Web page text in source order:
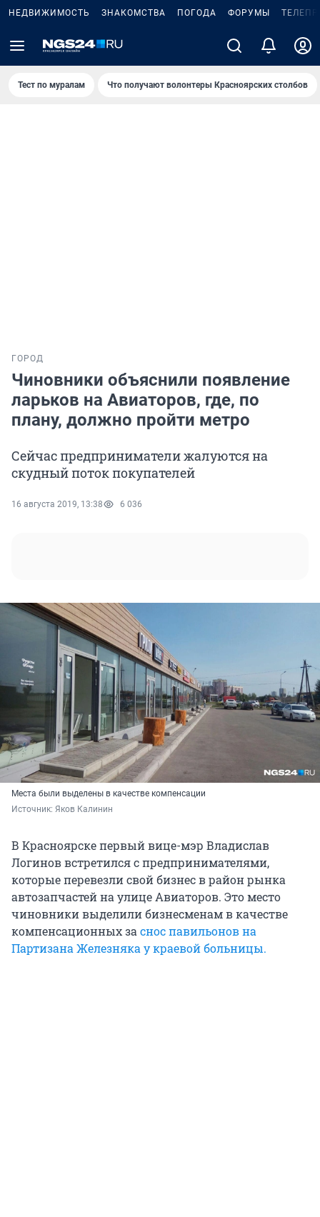
НЕДВИЖИМОСТЬ ЗНАКОМСТВА ПОГОДА ФОРУМЫ
Тест по мурaлaм Что получают волонтеры Красноярских столбов
ГОРОД
Чиновники объяснили появление
ларьков на Авиаторов, где, по
плану, должно пройти метро
Сейчас предприниматели жалуются на
скудный поток покупателей
16 августа 2019, 13:38 6 036
Места были выделены в качестве компенсации
Источник: Яков Калинин
В Красноярске первый вице-мэр Владислав
Логинов встретился с предпринимателями,
которые перевезли свой бизнес в район рынка
автозапчастей на улице Авиаторов. Это место
чиновники выделили бизнесменам в качестве
компенсационных за снос павильонов на
Партизана Железняка у краевой больницы.